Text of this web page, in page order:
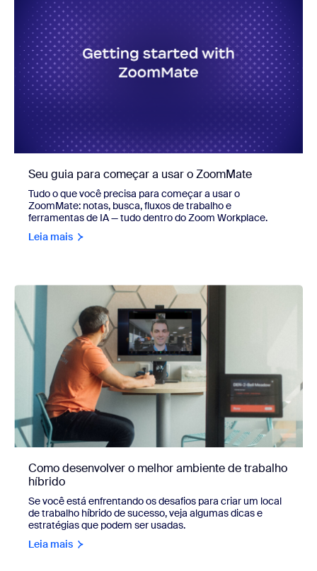
Seu guia para começar a usar o ZoomMate
Tudo o que você precisa para começar a usar o
ZoomMate: notas, busca, fluxos de trabalho e
ferramentas de IA — tudo dentro do Zoom Workplace.
Leia mais
Como desenvolver o melhor ambiente de trabalho
híbrido
Se você está enfrentando os desafios para criar um local
de trabalho híbrido de sucesso, veja algumas dicas e
estratégias que podem ser usadas.
Leia mais